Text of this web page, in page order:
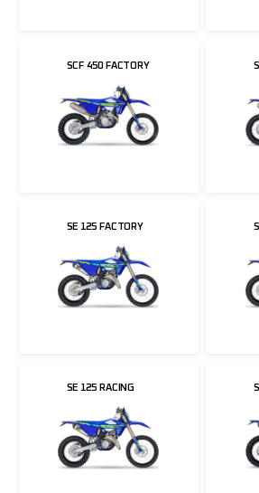
SCF 450 FACTORY
SE 125 FACTORY
SE 125 RACING